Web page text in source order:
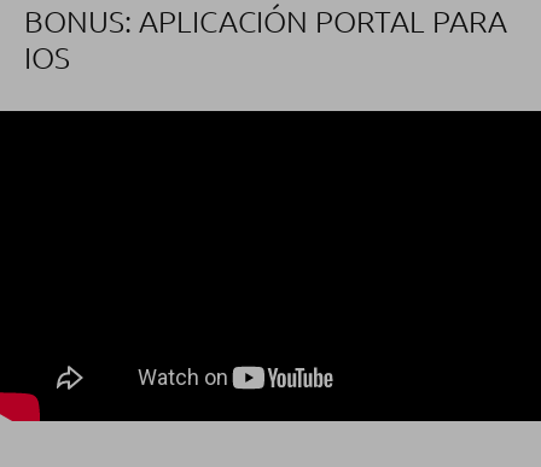
BONUS: APLICACIÓN PORTAL PARA
IOS